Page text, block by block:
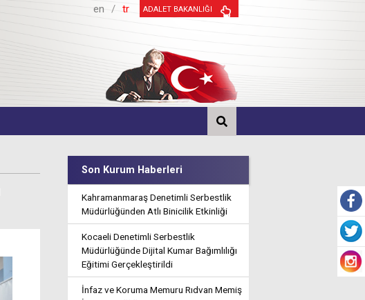
en / tr ADALET BAKANLIĞI
Son Kurum Haberleri
Kahramanmaraş Denetimli Serbestlik
Müdürlüğünden Atlı Binicilik Etkinliği
Kocaeli Denetimli Serbestlik
Müdürlüğünde Dijital Kumar Bağımlılığı
Eğitimi Gerçekleştirildi
İnfaz ve Koruma Memuru Rıdvan Memiş